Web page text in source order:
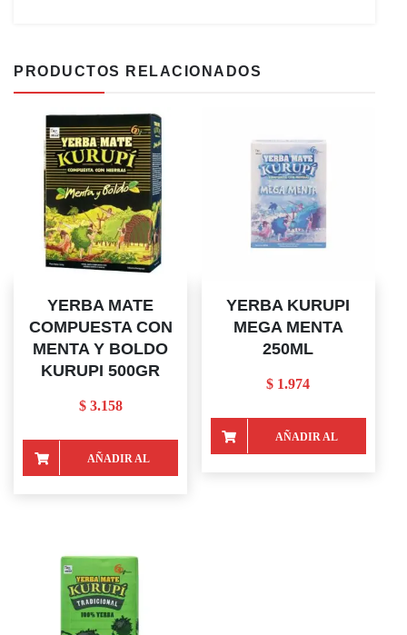
PRODUCTOS RELACIONADOS
YERBA MATE
COMPUESTA CON
MENTA Y BOLDO
KURUPI 500GR
$3.158
AÑADIR AL
YERBA KURUPI
MEGA MENTA
250ML
$ 1.974
AÑADIR AL